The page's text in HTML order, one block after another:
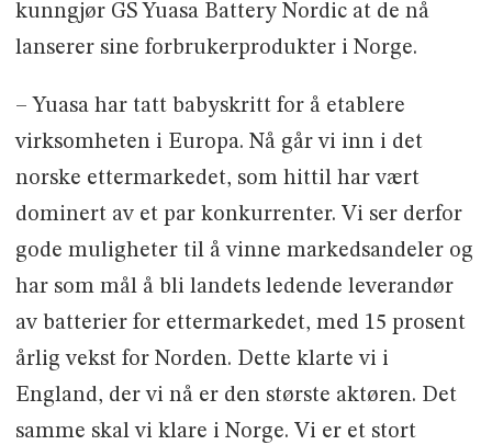
kunngjør GS Yuasa Battery Nordic at de nå
lanserer sine forbrukerprodukter i Norge.
– Yuasa har tatt babyskritt for å etablere
virksomheten i Europa. Nå går vi inn i det
norske ettermarkedet, som hittil har vært
dominert av et par konkurrenter. Vi ser derfor
gode muligheter til å vinne markedsandeler og
har som mål å bli landets ledende leverandør
av batterier for ettermarkedet, med 15 prosent
årlig vekst for Norden. Dette klarte vi i
England, der vi nå er den største aktøren. Det
samme skal vi klare i Norge. Vi er et stort